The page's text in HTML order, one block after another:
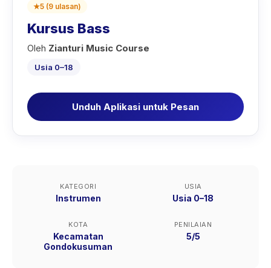
★5 (9 ulasan)
Kursus Bass
Oleh Zianturi Music Course
Usia 0–18
Unduh Aplikasi untuk Pesan
KATEGORI
Instrumen
USIA
Usia 0–18
KOTA
Kecamatan
Gondokusuman
PENILAIAN
5/5